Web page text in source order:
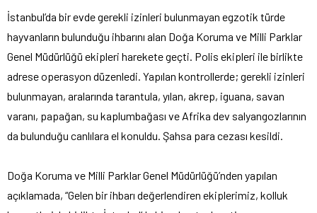
İstanbul’da bir evde gerekli izinleri bulunmayan egzotik türde
hayvanların bulunduğu ihbarını alan Doğa Koruma ve Milli Parklar
Genel Müdürlüğü ekipleri harekete geçti. Polis ekipleri ile birlikte
adrese operasyon düzenledi. Yapılan kontrollerde; gerekli izinleri
bulunmayan, aralarında tarantula, yılan, akrep, iguana, savan
varanı, papağan, su kaplumbağası ve Afrika dev salyangozlarının
da bulunduğu canlılara el konuldu. Şahsa para cezası kesildi.
Doğa Koruma ve Milli Parklar Genel Müdürlüğü’nden yapılan
açıklamada, “Gelen bir ihbarı değerlendiren ekiplerimiz, kolluk